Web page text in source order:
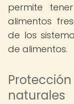
permite
alimentos
de los
de alimentos.
naturales